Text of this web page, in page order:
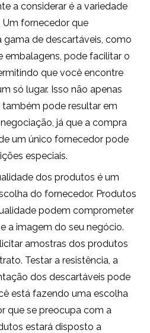
a considerar é a variedade
fornecedor que
de descartáveis, como
embalagens, pode facilitar o
que você encontre
só lugar. Isso não apenas
pode resultar em
já que a compra
um único fornecedor pode
especiais.
dos produtos é um
do fornecedor. Produtos
podem comprometer
a imagem do seu negócio.
amostras dos produtos
Testar a resistência, a
dos descartáveis pode
está fazendo uma escolha
que se preocupa com a
estará disposto a